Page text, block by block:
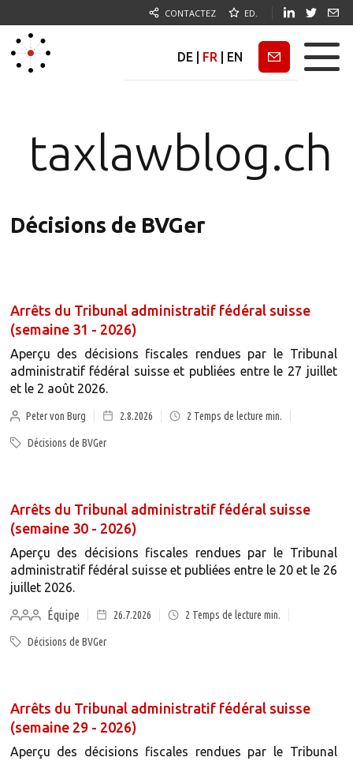
CONTACTEZ ED.
DE FR EN Newsletter
taxlawblog.ch
Décisions de BVGer
Arrêts du Tribunal administratif fédéral suisse
(semaine 31 - 2026)
Aperçu des décisions fiscales rendues par le Tribunal
administratif fédéral suisse et publiées entre le 27 juillet
et le 2 août 2026.
Peter von Burg 2.8.2026 2 Temps de lecture min.
Décisions de BVGer
Arrêts du Tribunal administratif fédéral suisse
(semaine 30 - 2026)
Aperçu des décisions fiscales rendues par le Tribunal
administratif fédéral suisse et publiées entre le 20 et le 26
juillet 2026.
Équipe
26.7.2026 2 Temps de lecture min.
Décisions de BVGer
Arrêts du Tribunal administratif fédéral suisse
(semaine 29 - 2026)
Aperçu des décisions fiscales rendues par le Tribunal